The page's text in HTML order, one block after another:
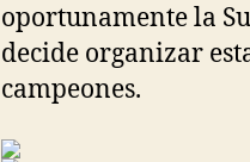
oportunamente la
decide organizar
campeones.